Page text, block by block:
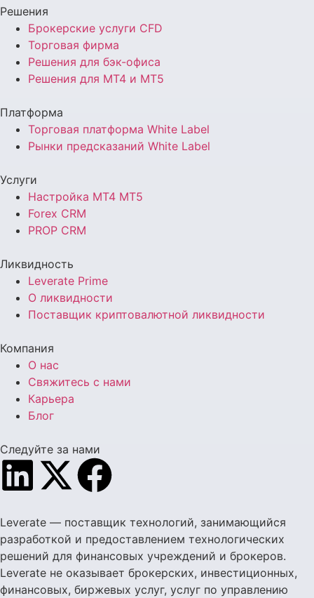
Решения
Брокерские услуги CFD
Торговая фирма
Решения для бэк-офиса
Решения для MT4 и MT5
Платформа
Торговая платформа White Label
Рынки предсказаний White Label
Услуги
Настройка MT4 MT5
Forex CRM
PROP CRM
Ликвидность
Leverate Prime
О ликвидности
Поставщик криптовалютной ликвидности
Компания
О нас
Свяжитесь с нами
Карьера
Блог
Следуйте за нами
Leverate — поставщик технологий, занимающийся
разработкой и предоставлением технологических
решений для финансовых учреждений и брокеров.
Leverate не оказывает брокерских, инвестиционных,
финансовых, биржевых услуг, услуг по управлению